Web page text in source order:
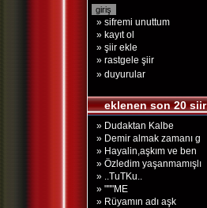
» sifremi unuttum
» kayıt ol
» şiir ekle
» rastgele şiir
» duyurular
eklenen son 20 siir
» Dudaktan Kalbe
» Demir almak zamanı g
» Hayalin,aşkım ve ben
» Özledim yaşanmamışlı
» ..TuTKu..
» """ME
» Rüyamın adı aşk